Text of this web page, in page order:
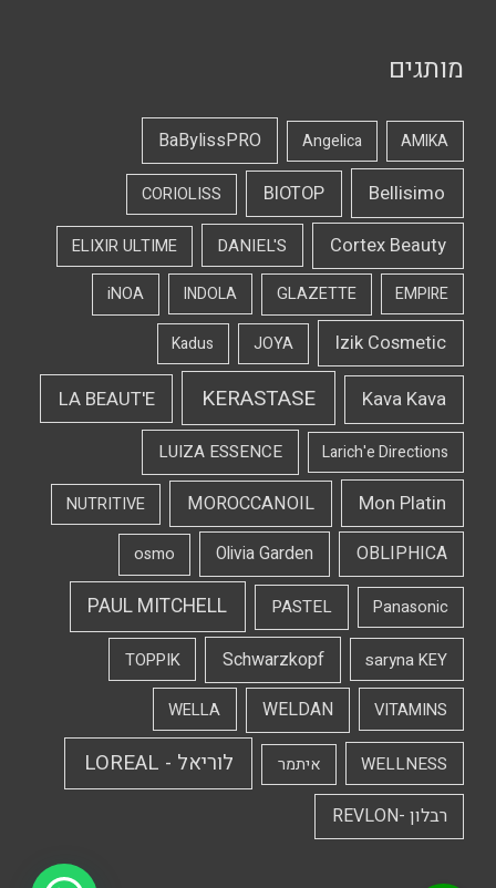
מותגים
AMIKA
Angelica
BaBylissPRO
Bellisimo
BIOTOP
CORIOLISS
Cortex Beauty
DANIEL'S
ELIXIR ULTIME
EMPIRE
GLAZETTE
INDOLA
iNOA
Izik Cosmetic
JOYA
Kadus
Kava Kava
KERASTASE
LA BEAUT'E
Larich'e Directions
LUIZA ESSENCE
Mon Platin
MOROCCANOIL
NUTRITIVE
OBLIPHICA
Olivia Garden
osmo
Panasonic
PASTEL
PAUL MITCHELL
saryna KEY
Schwarzkopf
TOPPIK
VITAMINS
WELDAN
WELLA
WELLNESS איתמר לוריאל - LOREAL
רבלון -REVLON